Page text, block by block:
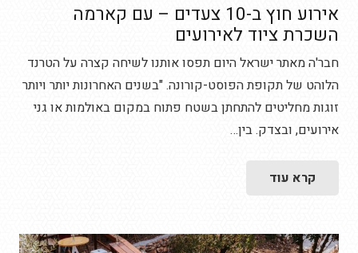
אירוע חוץ ב-10 צעדים – עם קארמה
השכרת ציוד לאירועים
חבר'ה מאתר ישראל היום תפסו אותנו לשיחה קצרה על הטרנד
הלוהט של תקופת הפוסט-קורונה. "בשנים האחרונות יותר ויותר
זוגות מחליטים להתחתן בשטח פתוח במקום באולמות או גני
אירועים, ובצדק. בין…
קרא עוד